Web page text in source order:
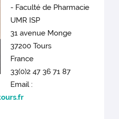
- Faculté de Pharmacie
UMR ISP
31 avenue Monge
37200 Tours
France
33(0)2 47 36 71 87
Email :